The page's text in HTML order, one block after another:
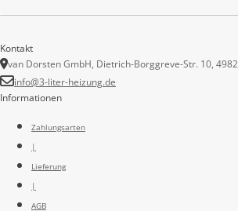
Informationen
Zahlungsarten
|
Lieferung
|
AGB
Kontakt
van Dorsten GmbH, Dietrich-Borggreve-Str. 10,
info@3-liter-heizung.de